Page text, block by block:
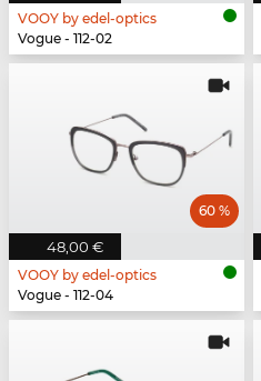
VOOY by edel-optics
Vogue - 112-02
48,00 €
60 %
VOOY by edel-optics
Vogue - 112-04